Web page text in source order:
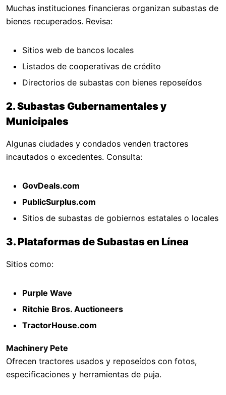
Muchas instituciones financieras organizan subastas de
bienes recuperados. Revisa:
Sitios web de bancos locales
Listados de cooperativas de crédito
Directorios de subastas con bienes reposeídos
2. Subastas Gubernamentales y
Municipales
Algunas ciudades y condados venden tractores
incautados o excedentes. Consulta:
GovDeals.com
PublicSurplus.com
Sitios de subastas de gobiernos estatales o locales
3. Plataformas de Subastas en Línea
Sitios como:
Purple Wave
Ritchie Bros. Auctioneers
TractorHouse.com
Machinery Pete
Ofrecen tractores usados y reposeídos con fotos,
especificaciones y herramientas de puja.